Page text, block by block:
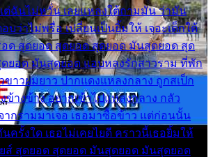
ต่ฉันไม่หวั่น เลยแหลงใต้ถามมัน ว่ามัน
ว่าไม่พรื่อ เปลี่ยนเป็นยิ้มให้ เจอะเด็กใต้
อด สุดยอด สุดยอด สุดยอด มันสุดยอด สุด
ยอด มันสุดยอด แอบหลงรักสาวราม ที่พัก
ขาวผมยาว ปากแดงแหลงกลาง ถูกสเป็ก
ข้างข้าง อยากเข้าไปแหลงกลาง กลัว
ากรามมาเจอ เธอมาซื้อข้าว แต่ก่อนนั้น
นครั้งใด เธอไม่เคยไยดี คราวนี้เธอยิ้มให้
ส์ สุดยอด สุดยอด มันสุดยอด มันสุดยอด